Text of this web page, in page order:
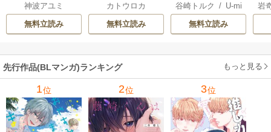
神波アユミ
無料立読み
ね。ましろくん。
【電子限定漫画付
き】
カトウロカ
無料立読み
～童貞外科医、年
下ヤクザの嫁にさ
れそうです！～
ア限定描き下ろし
谷崎トルク / U-mi
n
無料立読み
な
岩
先行作品(BLマンガ)ランキング もっと見る
1位 2位 3位